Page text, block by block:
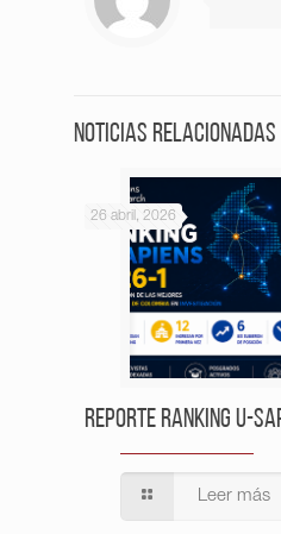
Noticias relacionadas
26 abril, 2026
Reporte Ranking U-
Leer más